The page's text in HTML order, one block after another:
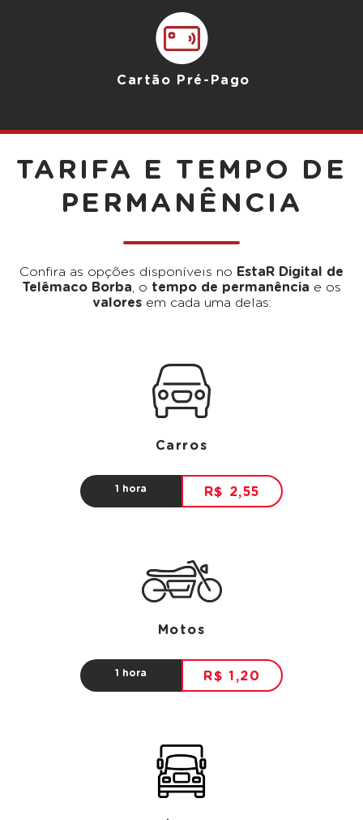
Cartão Pré-Pago
TARIFA E TEMPO DE
PERMANÊNCIA
Confira as opções disponíveis no EstaR Digital de
Telêmaco Borba , o tempo de permanência e os
valoresem cada uma delas:
Carros
1 hora R$ 2,55
Motos
1 hora R$ 1,20